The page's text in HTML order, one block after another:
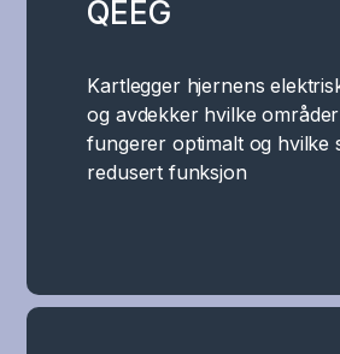
QEEG
Kartlegger hjernens
og avdekker hvilke
fungerer optimalt og hvilke
redusert funksjon